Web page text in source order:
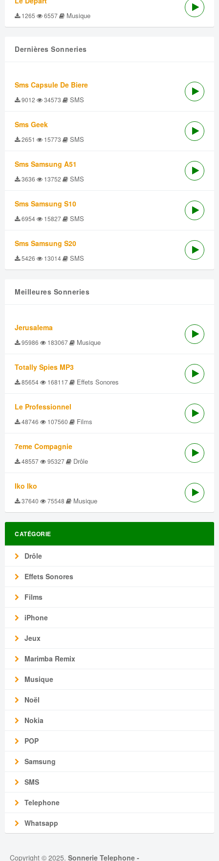
1265 6557 Musique
Dernières Sonneries
Sms Capsule De Biere
9012 34573 SMS
Sms Geek
2651 15773 SMS
Sms Samsung A51
3636 13752 SMS
Sms Samsung S10
6954 15827 SMS
Sms Samsung S20
5426 13014 SMS
Meilleures Sonneries
Jerusalema
95986 183067 Musique
Totally Spies MP3
85654 168117 Effets Sonores
Le Professionnel
48746 107560 Films
7eme Compagnie
48557 95327 Drôle
Iko Iko
37640 75548 Musique
CATÉGORIE
Drôle
Effets Sonores
Films
iPhone
Jeux
Marimba Remix
Musique
Noël
Nokia
POP
Samsung
SMS
Telephone
Whatsapp
Copyright © 2025. Sonnerie Telephone -